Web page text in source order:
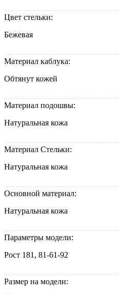
Цвет стельки:
Бежевая
Материал каблука:
Обтянут кожей
Материал подошвы:
Натуральная кожа
Материал Стельки:
Натуральная кожа
Основной материал:
Натуральная кожа
Параметры модели:
Рост 181, 81-61-92
Размер на модели: